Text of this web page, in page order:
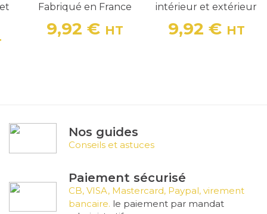
Fabriqué en France
Prix
9,92 € HT
intérieur et extérieur
Prix
9,92 € HT
Nos guides
Conseils et astuces
Paiement sécurisé
CB, VISA, Mastercard, Paypal, virement
bancaire. le paiement par mandat